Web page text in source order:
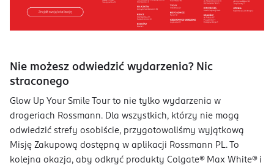
Nie możesz odwiedzić wydarzenia? Nic
straconego
Glow Up Your Smile Tour to nie tylko wydarzenia w
drogeriach Rossmann. Dla wszystkich, którzy nie mogą
odwiedzić strefy osobiście, przygotowaliśmy wyjątkową
Misję Zakupową dostępną w aplikacji Rossmann PL. To
kolejna okazja, aby odkryć produkty Colgate® Max White® i